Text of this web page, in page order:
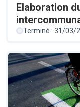
Elaboration
Terminé : 31/03/